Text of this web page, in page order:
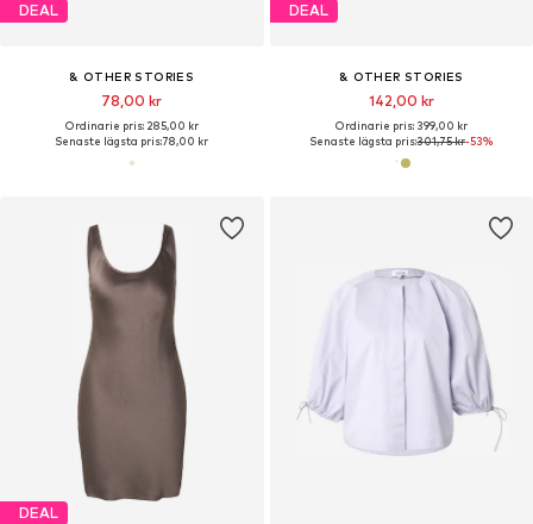
DEAL
& OTHER STORIES
78,00 kr
Ordinarie pris: 285,00 kr
Senaste lägsta pris:78,00 kr
DEAL
& OTHER STORIES
142,00 kr
Ordinarie pris: 399,00 kr
Senaste lägsta pris:301,75 kr-53%
DEAL